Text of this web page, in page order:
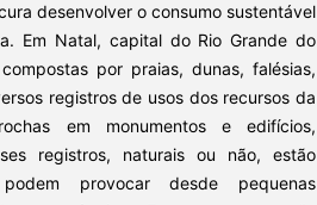
desenvolver o consumo sustentável
Em Natal, capital do Rio Grande do
por praias, dunas, falésias,
registros de usos dos recursos da
em monumentos e edifícios,
registros, naturais ou não, estão
provocar desde pequenas